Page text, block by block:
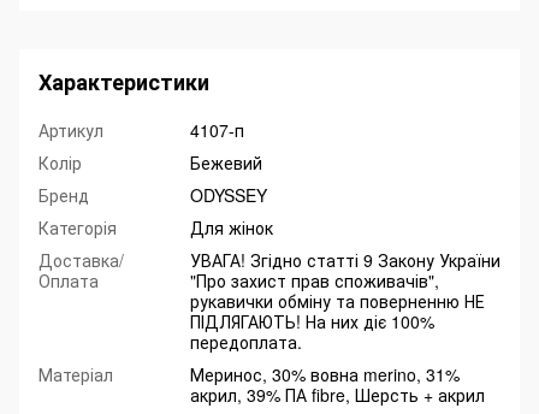
Характеристики
Артикул
4107-п
Колір
Бежевий
Бренд
ODYSSEY
Категорія
Для жінок
Доставка/
Оплата
УВАГА! Згідно статті 9 Закону України
"Про захист прав споживачів",
рукавички обміну та поверненню НЕ
ПІДЛЯГАЮТЬ! На них діє 100%
передоплата.
Матеріал
Меринос, 30% вовна merino, 31%
акрил, 39% ПА fibre, Шерсть + акрил